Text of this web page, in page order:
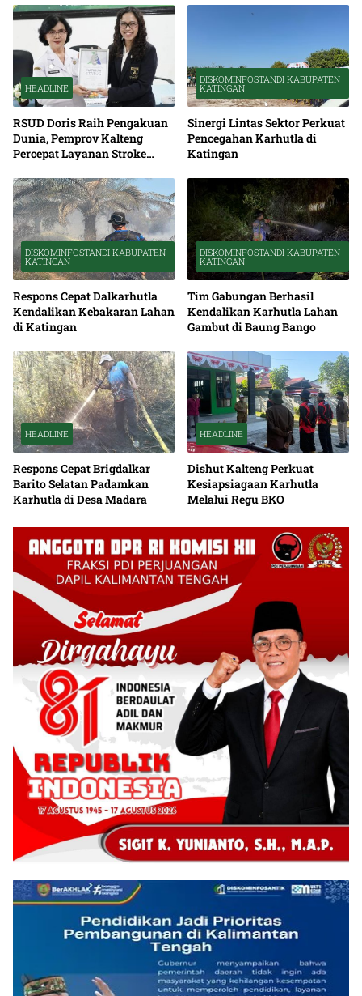
HEADLINE
RSUD Doris Raih Pengakuan
Dunia, Pemprov Kalteng
Percepat Layanan Stroke
DISKOMINFOSTANDI KABUPATEN
KATINGAN
Sinergi Lintas Sektor Perkuat
Pencegahan Karhutla di
Katingan
DISKOMINFOSTANDI KABUPATEN
KATINGAN
Respons Cepat Dalkarhutla
Kendalikan Kebakaran Lahan
di Katingan
DISKOMINFOSTANDI KABUPATEN
KATINGAN
Tim Gabungan Berhasil
Kendalikan Karhutla Lahan
Gambut di Baung Bango
HEADLINE
Respons Cepat Brigdalkar
Barito Selatan Padamkan
Karhutla di Desa Madara
HEADLINE
Dishut Kalteng Perkuat
Kesiapsiagaan Karhutla
Melalui Regu BKO